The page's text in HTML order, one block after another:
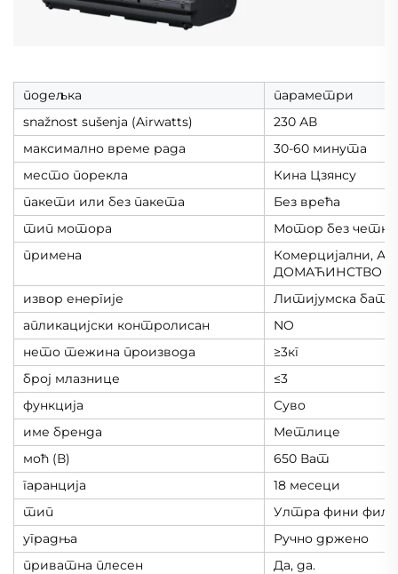
подељка
параметри
snažnost sušenja (Airwatts)
230 АВ
максимално време рада
30-60 минута
место порекла
Кина Цзянсу
пакети или без пакета
Без врећа
тип мотора
Мотор без
примена
Комерцијални,
ДОМАЋИНСТВО
извор енергије
Литијумска
апликацијски контролисан
NO
нето тежина производа
≥3кг
број млазнице
≤3
функција
Суво
име бренда
Метлице
моћ (В)
650 Ват
гаранција
18 месеци
тип
Ултра фини
уградња
Ручно држено
приватна плесен
Да, да.